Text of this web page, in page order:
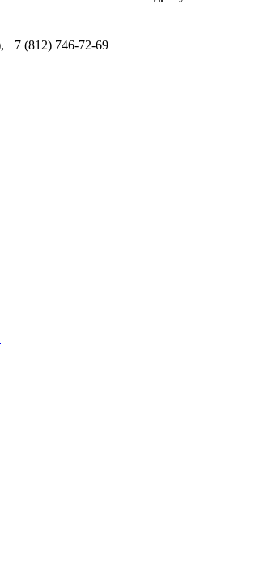
+7 (812) 746-72-69